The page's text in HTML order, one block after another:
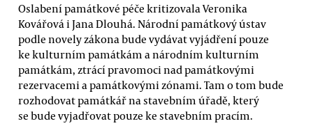
Oslabení památkové péče kritizovala Veronika
Kovářová i Jana Dlouhá. Národní památkový ústav
podle novely zákona bude vydávat vyjádření pouze
ke kulturním památkám a národním kulturním
památkám, ztrácí pravomoci nad památkovými
rezervacemi a památkovými zónami. Tam o tom bude
rozhodovat památkář na stavebním úřadě, který
se bude vyjadřovat pouze ke stavebním pracím.